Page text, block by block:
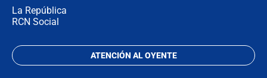
La República
RCN Social
ATENCIÓN AL OYENTE